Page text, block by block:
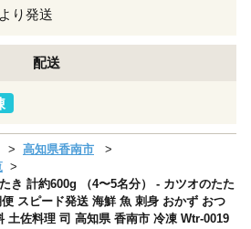
り発送
配送
高知県香南市
き 計約600g （4〜5名分） - カツオのたた
スピード発送 海鮮 魚 刺身 おかず おつ
土佐料理 司 高知県 香南市 冷凍 Wtr-0019